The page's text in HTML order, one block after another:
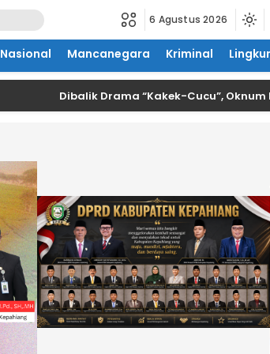
6 Agustus 2026
Nasional Mancanegara Kriminal
Dibalik Drama “Kakek-Cucu”, Oknum